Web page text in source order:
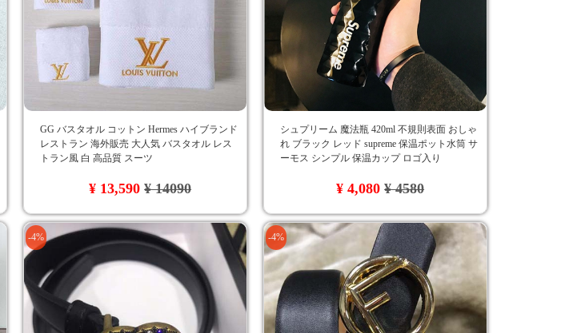
GG バスタオル コットン Hermes ハイブランド
レストラン 海外販売 大人気 バスタオル レス
トラン風 白 高品質 スーツ
¥ 13,590¥ 14090
シュプリーム 魔法瓶 420ml 不規則表面 おしゃ
れ ブラック レッド supreme 保温ポット水筒 サ
ーモス シンプル 保温カップ ロゴ入り
¥ 4,080¥ 4580
-4% -4%